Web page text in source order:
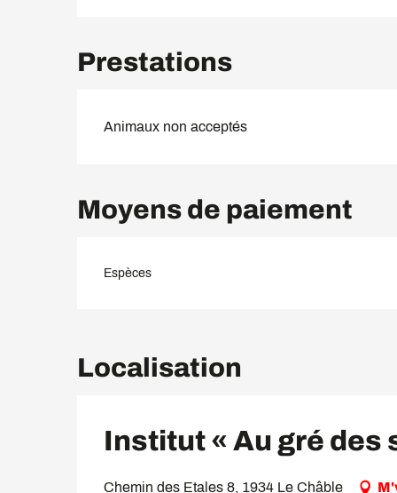
Prestations
Animaux non acceptés
Moyens de paiement
Espèces
Localisation
Institut « Au gré des
Chemin des Etales 8, 1934 Le Châble